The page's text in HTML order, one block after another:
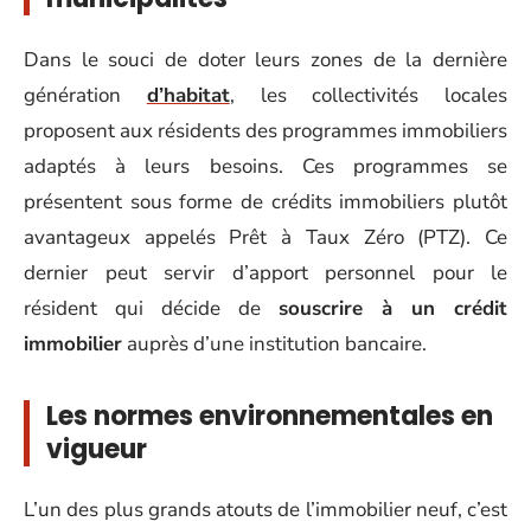
Dans le souci de doter leurs zones de la dernière
génération d’habitat, les collectivités locales
proposent aux résidents des programmes immobiliers
adaptés à leurs besoins. Ces programmes se
présentent sous forme de crédits immobiliers plutôt
avantageux appelés Prêt à Taux Zéro (PTZ). Ce
dernier peut servir d’apport personnel pour le
résident qui décide de souscrire à un crédit
immobilier auprès d’une institution bancaire.
Les normes environnementales en
vigueur
L’un des plus grands atouts de l’immobilier neuf, c’est